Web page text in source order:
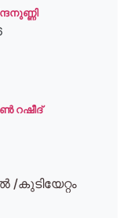
റഷീദ്‌
/കുടിയേറ്റം